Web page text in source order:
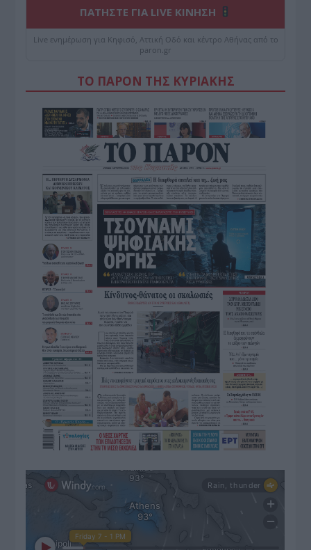
ΠΑΤΗΣΤΕ ΓΙΑ LIVE ΚΙΝΗΣΗ
Live ενημέρωση για Κηφισό, Αττική Οδό και κέντρο Αθήνας από το
paron.gr
ΤΟ ΠΑΡΟΝ ΤΗΣ ΚΥΡΙΑΚΗΣ